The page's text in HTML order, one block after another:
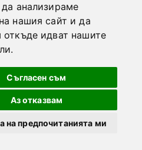
анализираме
нашия сайт и да
откъде идват нашите
Съгласен съм
Аз отказвам
на предпочитанията ми
GDPR
100% съобразен с GDPR.
политика
лични данни